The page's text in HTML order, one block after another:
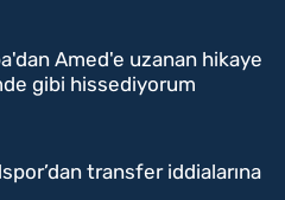
Amed'e uzanan hikaye
gibi hissediyorum
transfer iddialarına